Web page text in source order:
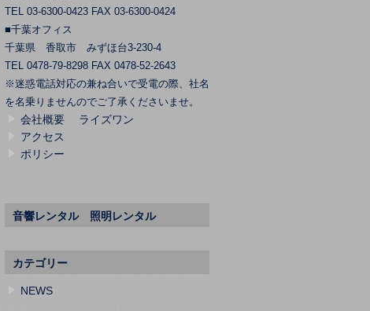
TEL 03-6300-0423 FAX 03-6300-0424
■千葉オフィス
千葉県 香取市 みずほ台3-230-4
TEL 0478-79-8298 FAX 0478-52-2643
※迷惑電話対応の兼ね合いで受電の際、社名
を名乗りませんのでご了承くださいませ。
会社概要 ライズワン
アクセス
ポリシー
音響レンタル 照明レンタル
カテゴリー
NEWS